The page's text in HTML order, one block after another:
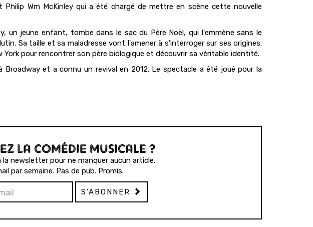
Philip Wm McKinley qui a été chargé de mettre en scène cette nouvelle
un jeune enfant, tombe dans le sac du Père Noël, qui l'emmène sans le
Sa taille et sa maladresse vont l'amener à s'interroger sur ses origines.
York pour rencontrer son père biologique et découvrir sa véritable identité.
Broadway et a connu un revival en 2012. Le spectacle a été joué pour la
LA COMÉDIE MUSICALE ?
newsletter pour ne manquer aucun article.
par semaine. Pas de pub. Promis.
S'ABONNER